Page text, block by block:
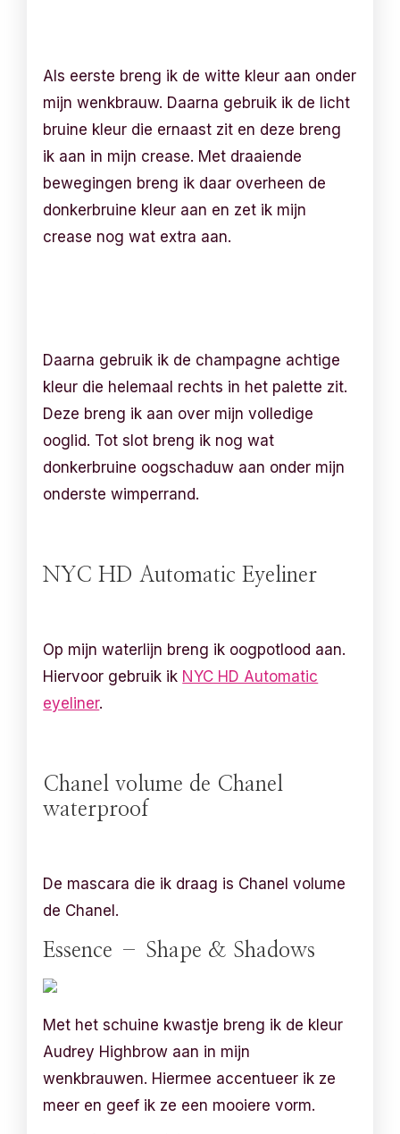
Als eerste breng ik de witte kleur aan onder
mijn wenkbrauw. Daarna gebruik ik de licht
bruine kleur die ernaast zit en deze breng
ik aan in mijn crease. Met draaiende
bewegingen breng ik daar overheen de
donkerbruine kleur aan en zet ik mijn
crease nog wat extra aan.
Daarna gebruik ik de champagne achtige
kleur die helemaal rechts in het palette zit.
Deze breng ik aan over mijn volledige
ooglid. Tot slot breng ik nog wat
donkerbruine oogschaduw aan onder mijn
onderste wimperrand.
NYC HD Automatic Eyeliner
Op mijn waterlijn breng ik oogpotlood aan.
Hiervoor gebruik ik NYC HD Automatic
eyeliner.
Chanel volume de Chanel
waterproof
De mascara die ik draag is Chanel volume
de Chanel.
Essence – Shape & Shadows
Met het schuine kwastje breng ik de kleur
Audrey Highbrow aan in mijn
wenkbrauwen. Hiermee accentueer ik ze
meer en geef ik ze een mooiere vorm.